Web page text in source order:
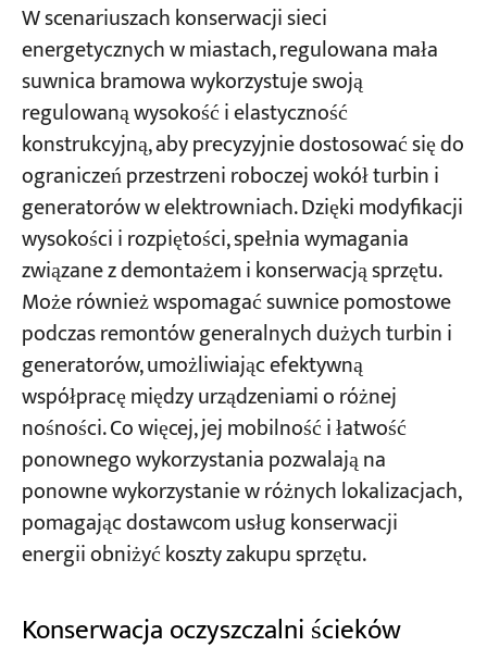
W scenariuszach konserwacji sieci
energetycznych w miastach, regulowana mała
suwnica bramowa wykorzystuje swoją
regulowaną wysokość i elastyczność
konstrukcyjną, aby precyzyjnie dostosować się do
ograniczeń przestrzeni roboczej wokół turbin i
generatorów w elektrowniach. Dzięki modyfikacji
wysokości i rozpiętości, spełnia wymagania
związane z demontażem i konserwacją sprzętu.
Może również wspomagać suwnice pomostowe
podczas remontów generalnych dużych turbin i
generatorów, umożliwiając efektywną
współpracę między urządzeniami o różnej
nośności. Co więcej, jej mobilność i łatwość
ponownego wykorzystania pozwalają na
ponowne wykorzystanie w różnych lokalizacjach,
pomagając dostawcom usług konserwacji
energii obniżyć koszty zakupu sprzętu.
Konserwacja oczyszczalni ścieków